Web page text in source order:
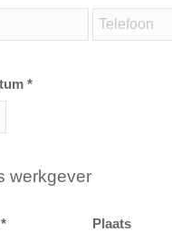
*
werkgever
Plaats